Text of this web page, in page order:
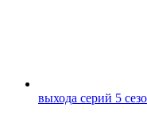
выхода серий 5